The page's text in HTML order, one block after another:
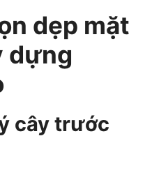
dẹp mặt
dựng
cây trước